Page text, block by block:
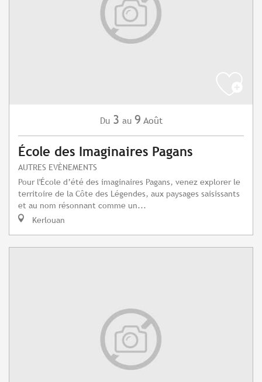
Du 3 au 9 Août
École des Imaginaires Pagans
AUTRES EVÈNEMENTS
Pour l'École d’été des imaginaires Pagans, venez explorer le
territoire de la Côte des Légendes, aux paysages saisissants
et au nom résonnant comme un...
Kerlouan